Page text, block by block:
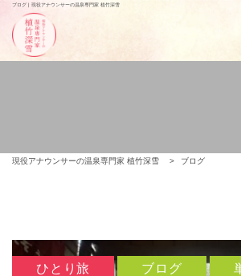
ブログ | 現役アナウンサーの温泉専門家 植竹深雪
現役アナウンサーの温泉専門家 植竹深雪 > ブログ
ひとり旅 ブログ